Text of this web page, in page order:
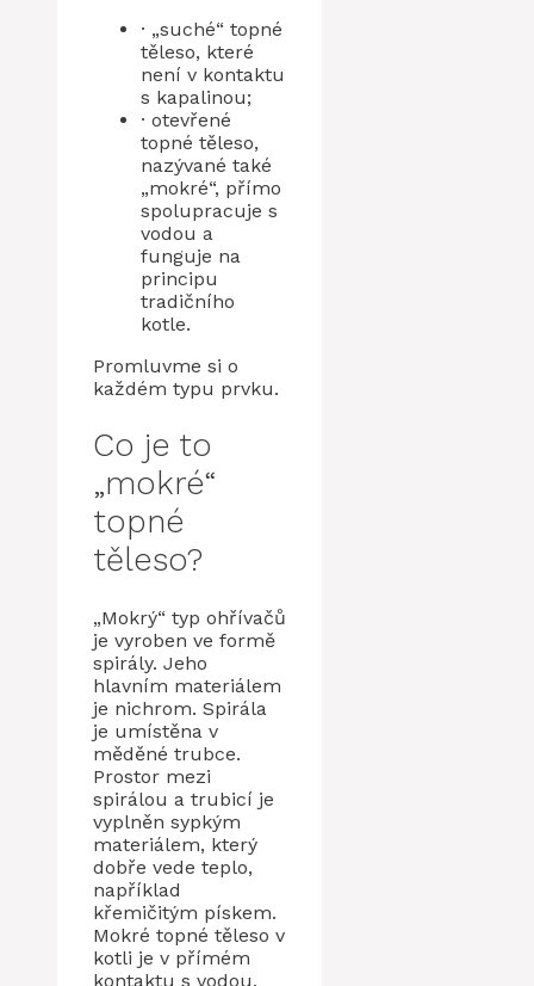
· „suché“ topné
těleso, které
není v kontaktu
s kapalinou;
· otevřené
topné těleso,
nazývané také
„mokré“, přímo
spolupracuje s
vodou a
funguje na
principu
tradičního
kotle.
Promluvme si o
každém typu prvku.
Co je to
„mokré“
topné
těleso?
„Mokrý“ typ ohřívačů
je vyroben ve formě
spirály. Jeho
hlavním materiálem
je nichrom. Spirála
je umístěna v
měděné trubce.
Prostor mezi
spirálou a trubicí je
vyplněn sypkým
materiálem, který
dobře vede teplo,
například
křemičitým pískem.
Mokré topné těleso v
kotli je v přímém
kontaktu s vodou,